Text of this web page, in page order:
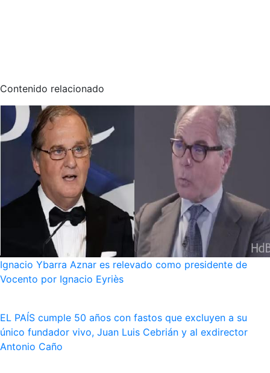
Contenido relacionado
Ignacio Ybarra Aznar es relevado como presidente de
Vocento por Ignacio Eyriès
EL PAÍS cumple 50 años con fastos que excluyen a su
único fundador vivo, Juan Luis Cebrián y al exdirector
Antonio Caño